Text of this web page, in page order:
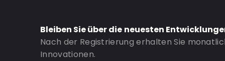
Bestell-ID: 1030Bleiben Sie über die neuesten
Nach der Registrierung erhalten Sie
Innovationen.